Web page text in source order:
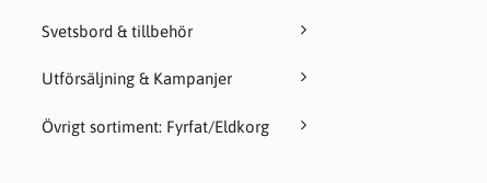
Svetsbord & tillbehör
Utförsäljning & Kampanjer
Övrigt sortiment: Fyrfat/Eldkorg